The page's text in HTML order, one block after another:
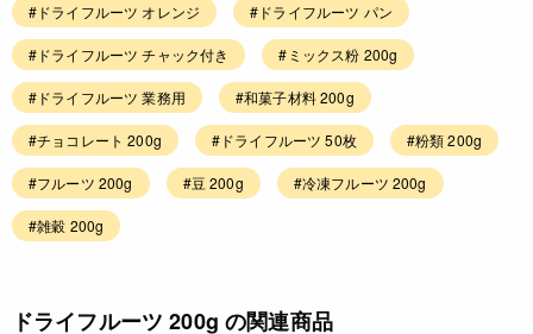
#ドライフルーツ オレンジ #ドライフルーツ パン
#ドライフルーツ チャック付き #ミックス粉 200g
#ドライフルーツ 業務用 #和菓子材料 200g
#チョコレート 200g #ドライフルーツ 50枚 #粉類 200g
#フルーツ 200g #豆 200g #冷凍フルーツ 200g
#雑穀 200g
ドライフルーツ 200g の関連商品